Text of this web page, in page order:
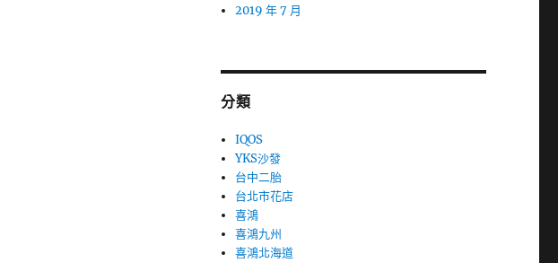
2019 年 7 月
分類
IQOS
YKS沙發
台中二胎
台北市花店
喜鴻
喜鴻九州
喜鴻北海道